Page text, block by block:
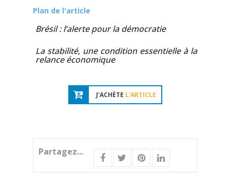
Plan de l'article
Brésil : l’alerte pour la démocratie
La stabilité, une condition essentielle à la
relance économique
J'ACHÈTE L'ARTICLE
Partagez...